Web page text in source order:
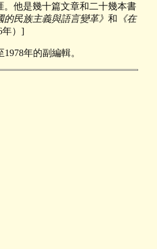
他是幾十篇文章和二十幾本書
的民族主義與語言變革》 和 《在
年）]
1978年的副編輯。